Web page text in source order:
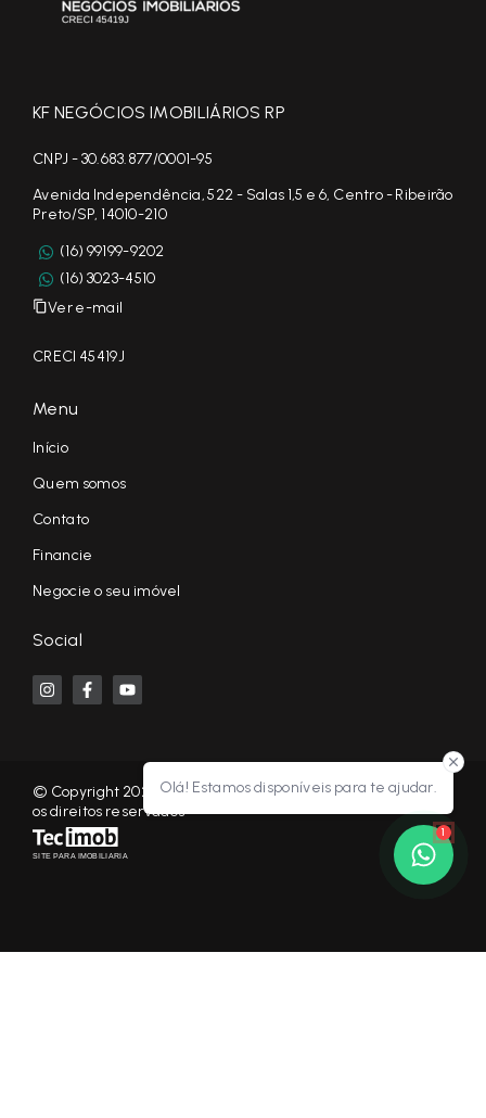
Olá! Estamos disponíveis para te ajudar.
1
KF NEGÓCIOS IMOBILIÁRIOS RP
CNPJ - 30.683.877/0001-95
Avenida Independência, 522 - Salas 1,5 e 6, Centro - Ribeirão
Preto/SP, 14010-210
(16) 99199-9202
(16) 3023-4510
Ver e-mail
CRECI 45419J
Menu
Início
Quem somos
Contato
Financie
Negocie o seu imóvel
Social
© Copyright 2026 - KF NEGÓCIOS IMOBILIÁRIOS RP - Todos
os direitos reservados
SITE PARA IMOBILIARIA